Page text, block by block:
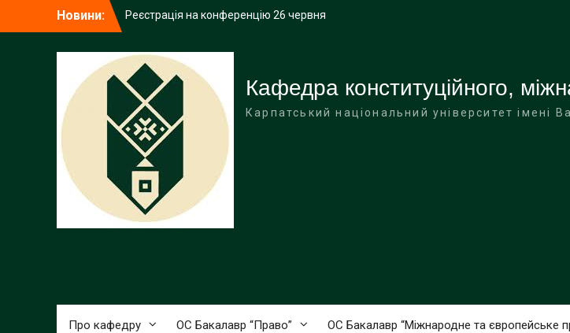
Новини:
Реєстрація на конференцію 26 червня
“Про головне і деталях” на телеканалі
“Галичина”.
Програма Всеукраїнської науково-
практичної конференції 26 червня 2026
року
Кафедра конституційного,
Карпатський національний університет імені
Про кафедру ОС Бакалавр “Право” ОС Бакалавр “Міжнародне та європейське